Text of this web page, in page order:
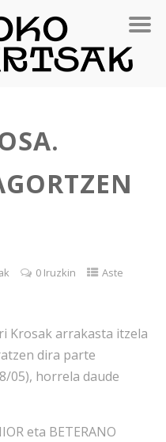
0 Iruzkin
Aste
Krosak arrakasta itzela
dira parte
05), horrela daude
eta BETERANO